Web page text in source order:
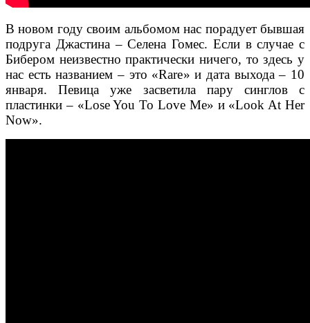
В новом году своим альбомом нас порадует бывшая
подруга Джастина – Селена Гомес. Если в случае с
Бибером неизвестно практически ничего, то здесь у
нас есть названием – это «Rare» и дата выхода – 10
января. Певица уже засветила пару синглов с
пластинки – «Lose You To Love Me» и «Look At Her
Now».